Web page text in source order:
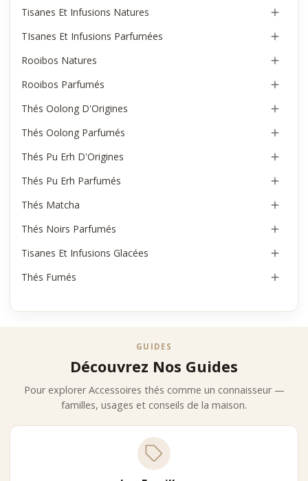
Tisanes Et Infusions Natures 
TIsanes Et Infusions Parfumées 
Rooibos Natures 
Rooibos Parfumés 
Thés Oolong D'Origines 
Thés Oolong Parfumés 
Thés Pu Erh D'Origines 
Thés Pu Erh Parfumés 
Thés Matcha 
Thés Noirs Parfumés 
Tisanes Et Infusions Glacées 
Thés Fumés 
GUIDES
Découvrez Nos Guides
Pour explorer Accessoires thés comme un connaisseur —
familles, usages et conseils de la maison.